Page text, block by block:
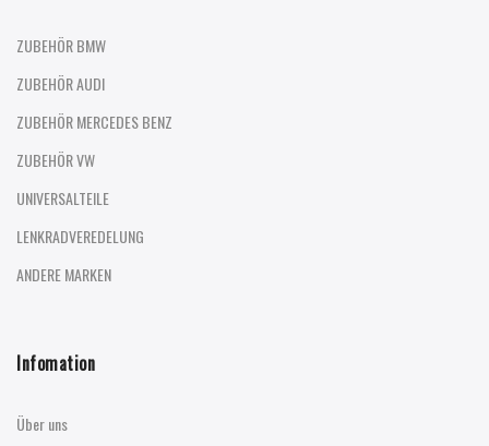
ZUBEHÖR BMW
ZUBEHÖR AUDI
ZUBEHÖR MERCEDES BENZ
ZUBEHÖR VW
UNIVERSALTEILE
LENKRADVEREDELUNG
ANDERE MARKEN
Infomation
Über uns